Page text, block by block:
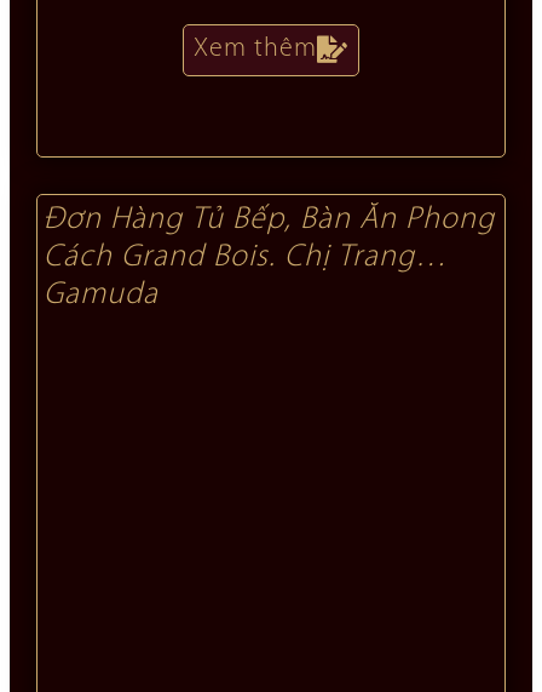
Xem thêm
Đơn Hàng Tủ Bếp, Bàn Ăn Phong
Cách Grand Bois. Chị Trang
Gamuda